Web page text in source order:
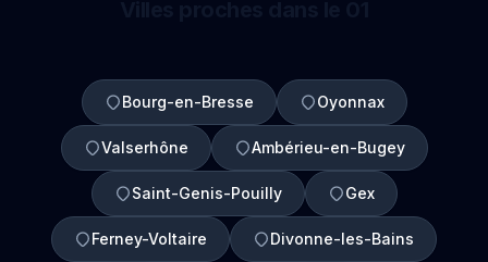
Bourg-en-Bresse Oyonnax
Valserhône Ambérieu-en-Bugey
Saint-Genis-Pouilly Gex
Ferney-Voltaire Divonne-les-Bains